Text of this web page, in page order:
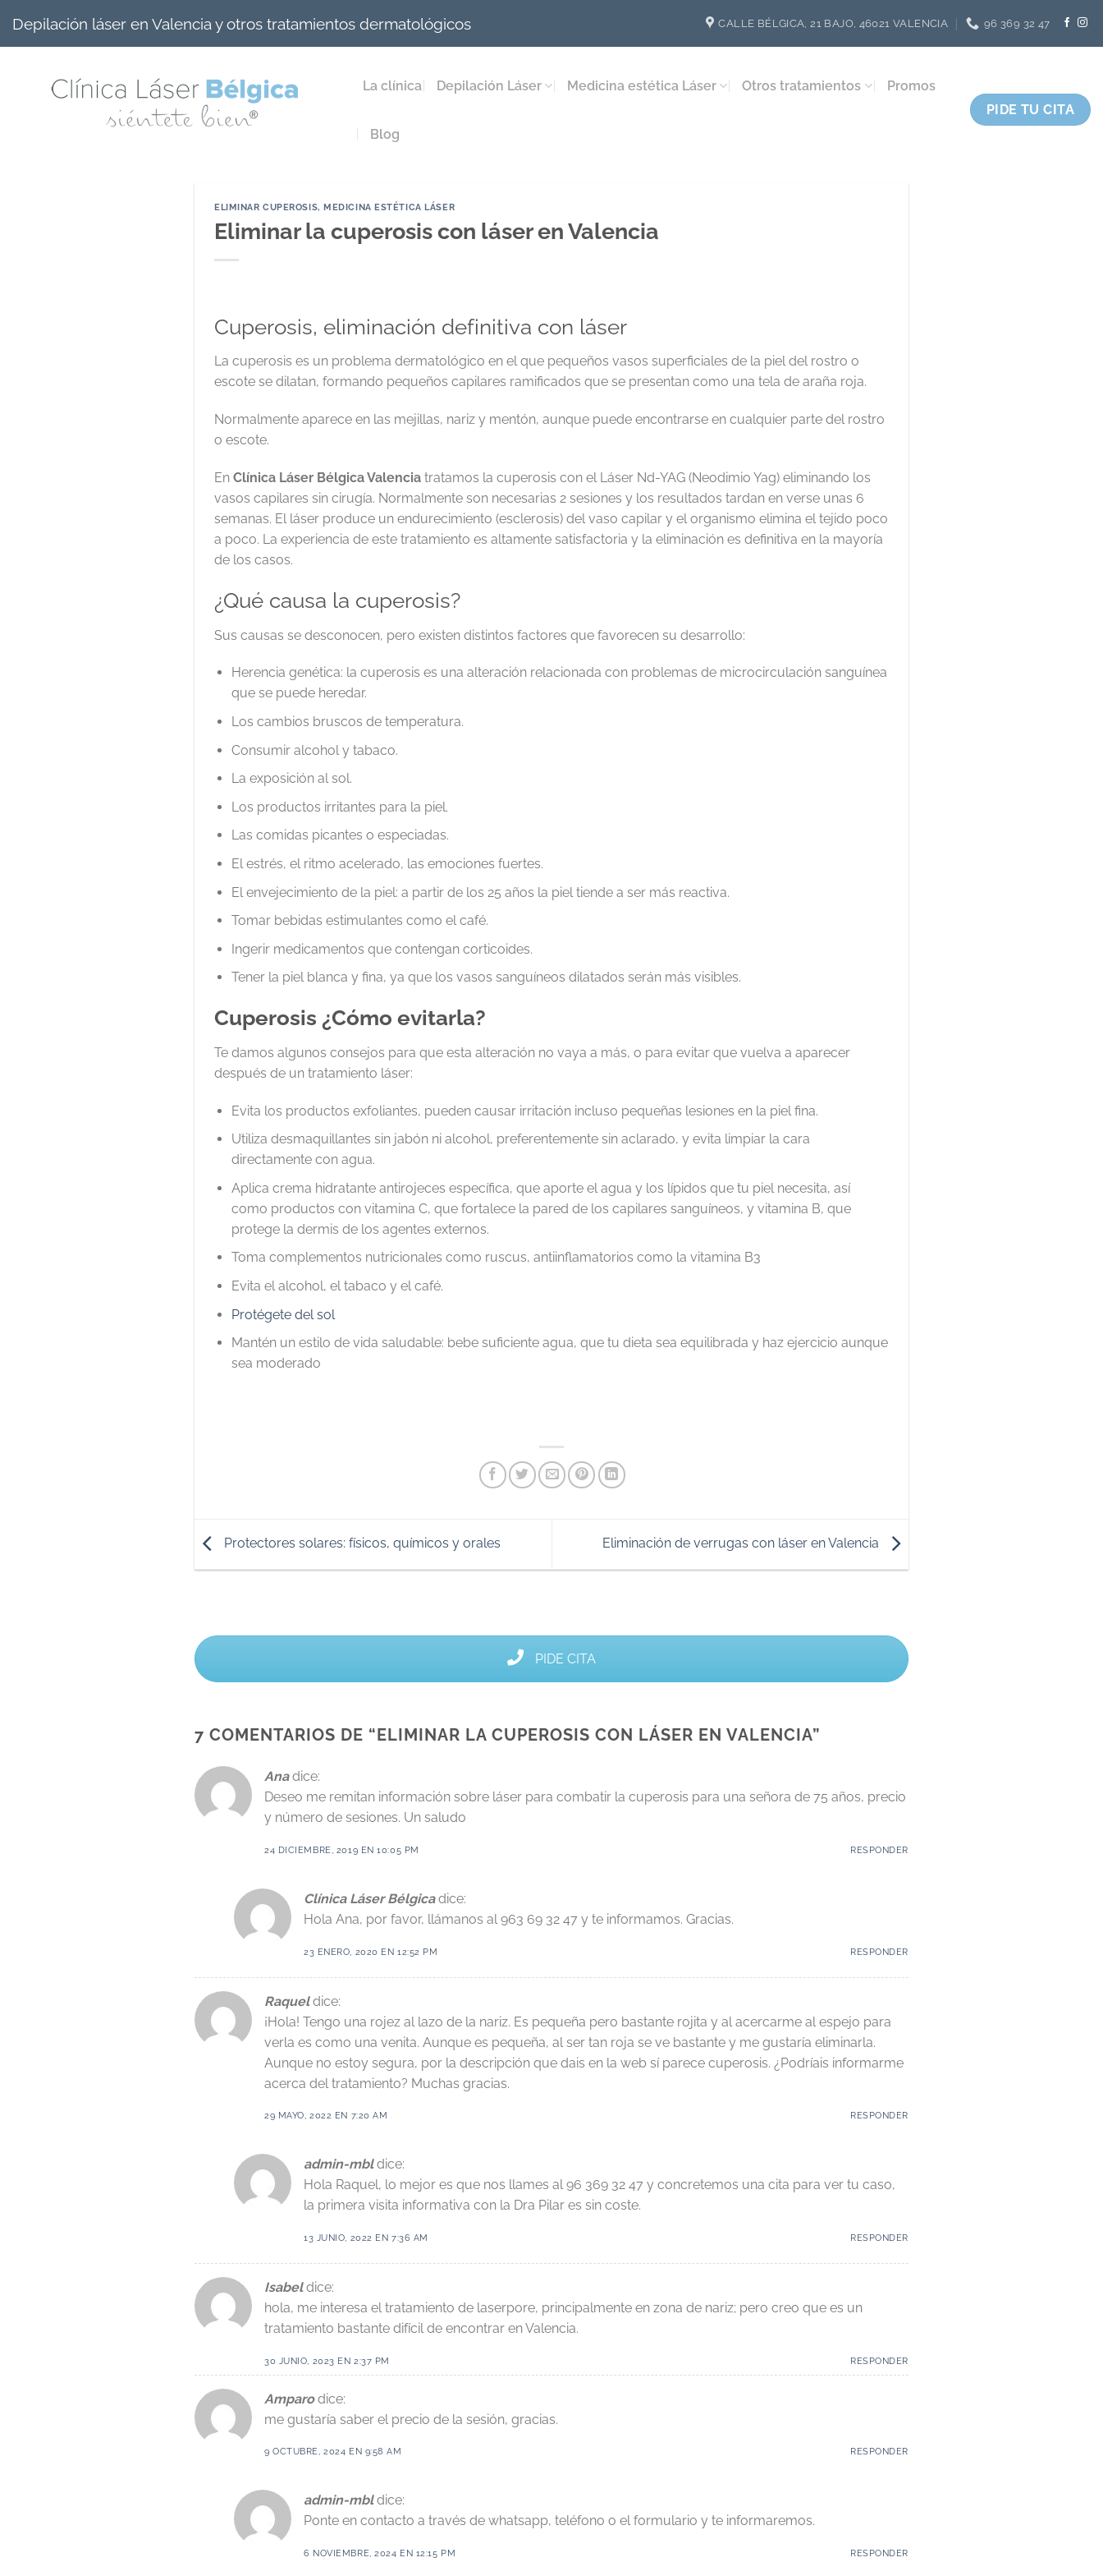
contenido
Depilación láser en Valencia y otros tratamientos dermatológicos CALLE BÉLGICA, 21 BAJO, 46021 VALENCIA 96 369 32 47
La clínica Depilación Láser Medicina estética Láser Otros tratamientos Promos
Blog
PIDE TU CITA
ELIMINAR CUPEROSIS,MEDICINA ESTÉTICA LÁSER
Eliminar la cuperosis con láser en Valencia
Cuperosis, eliminación definitiva con láser
La cuperosis es un problema dermatológico en el que pequeños vasos superficiales de la piel del rostro o
escote se dilatan, formando pequeños capilares ramificados que se presentan como una tela de araña roja.
Normalmente aparece en las mejillas, nariz y mentón, aunque puede encontrarse en cualquier parte del rostro
o escote.
En Clínica Láser Bélgica Valencia tratamos la cuperosis con el Láser Nd-YAG (Neodimio Yag) eliminando los
vasos capilares sin cirugía. Normalmente son necesarias 2 sesiones y los resultados tardan en verse unas 6
semanas. El láser produce un endurecimiento (esclerosis) del vaso capilar y el organismo elimina el tejido poco
a poco. La experiencia de este tratamiento es altamente satisfactoria y la eliminación es definitiva en la mayoría
de los casos.
¿Qué causa la cuperosis?
Sus causas se desconocen, pero existen distintos factores que favorecen su desarrollo:
Herencia genética: la cuperosis es una alteración relacionada con problemas de microcirculación sanguínea
que se puede heredar.
Los cambios bruscos de temperatura.
Consumir alcohol y tabaco.
La exposición al sol.
Los productos irritantes para la piel.
Las comidas picantes o especiadas.
El estrés, el ritmo acelerado, las emociones fuertes.
El envejecimiento de la piel: a partir de los 25 años la piel tiende a ser más reactiva.
Tomar bebidas estimulantes como el café.
Ingerir medicamentos que contengan corticoides.
Tener la piel blanca y fina, ya que los vasos sanguíneos dilatados serán más visibles.
Cuperosis ¿Cómo evitarla?
Te damos algunos consejos para que esta alteración no vaya a más, o para evitar que vuelva a aparecer
después de un tratamiento láser:
Evita los productos exfoliantes, pueden causar irritación incluso pequeñas lesiones en la piel fina.
Utiliza desmaquillantes sin jabón ni alcohol, preferentemente sin aclarado, y evita limpiar la cara
directamente con agua.
Aplica crema hidratante antirojeces específica, que aporte el agua y los lípidos que tu piel necesita, así
como productos con vitamina C, que fortalece la pared de los capilares sanguíneos, y vitamina B, que
protege la dermis de los agentes externos.
Toma complementos nutricionales como ruscus, antiinflamatorios como la vitamina B3
Evita el alcohol, el tabaco y el café.
Protégete del sol
Mantén un estilo de vida saludable: bebe suficiente agua, que tu dieta sea equilibrada y haz ejercicio aunque
sea moderado
Protectores solares: físicos, químicos y orales Eliminación de verrugas con láser en Valencia
PIDE CITA
7 COMENTARIOS DE “ELIMINAR LA CUPEROSIS CON LÁSER EN VALENCIA”
Ana dice:
Deseo me remitan información sobre láser para combatir la cuperosis para una señora de 75 años, precio
y número de sesiones. Un saludo
24 DICIEMBRE, 2019 EN 10:05 PM RESPONDER
Clínica Láser Bélgica dice:
Hola Ana, por favor, llámanos al 963 69 32 47 y te informamos. Gracias.
23 ENERO, 2020 EN 12:52 PM RESPONDER
Raquel dice:
¡Hola! Tengo una rojez al lazo de la nariz. Es pequeña pero bastante rojita y al acercarme al espejo para
verla es como una venita. Aunque es pequeña, al ser tan roja se ve bastante y me gustaría eliminarla.
Aunque no estoy segura, por la descripción que dais en la web sí parece cuperosis. ¿Podríais informarme
acerca del tratamiento? Muchas gracias.
29 MAYO, 2022 EN 7:20 AM RESPONDER
admin-mbl dice:
Hola Raquel, lo mejor es que nos llames al 96 369 32 47 y concretemos una cita para ver tu caso,
la primera visita informativa con la Dra Pilar es sin coste.
13 JUNIO, 2022 EN 7:36 AM RESPONDER
Isabel dice:
hola, me interesa el tratamiento de laserpore, principalmente en zona de nariz; pero creo que es un
tratamiento bastante difícil de encontrar en Valencia.
30 JUNIO, 2023 EN 2:37 PM RESPONDER
Amparo dice:
me gustaría saber el precio de la sesión, gracias.
9 OCTUBRE, 2024 EN 9:58 AM RESPONDER
admin-mbl dice:
Ponte en contacto a través de whatsapp, teléfono o el formulario y te informaremos.
6 NOVIEMBRE, 2024 EN 12:15 PM RESPONDER